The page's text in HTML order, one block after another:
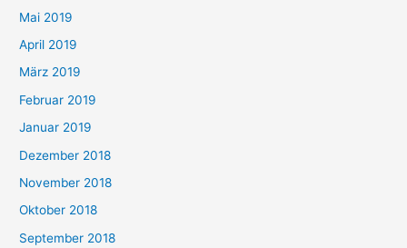
Mai 2019
April 2019
März 2019
Februar 2019
Januar 2019
Dezember 2018
November 2018
Oktober 2018
September 2018